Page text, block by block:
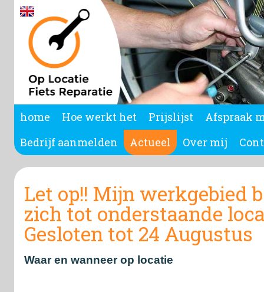
home Hoe werkt het Prijslijst
Afspraak
Bedrijf aanmelden
Actueel Over mij
Let op!! Mijn werkgebied
zich tot onderstaande
Gesloten tot 24 Augustus
Waar en wanneer op locatie